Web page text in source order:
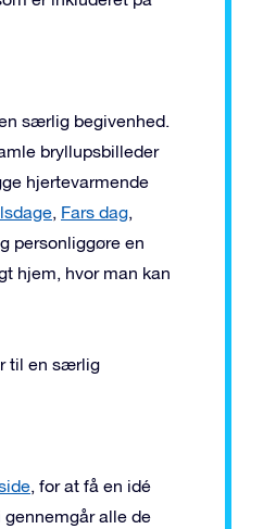
særlig begivenhed.
bryllupsbilleder
hjertevarmende
, Fars dag,
personliggøre en
hjem, hvor man kan
til en særlig
, for at få en idé
alle de